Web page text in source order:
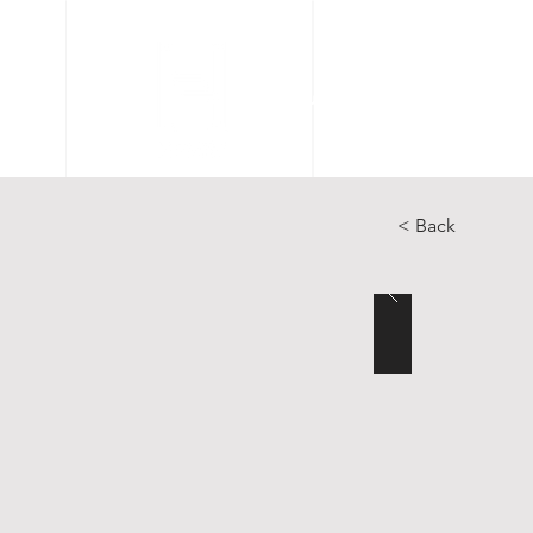
< Back